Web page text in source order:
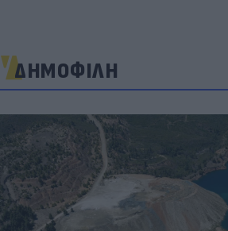
ΔΗΜΟΦΙΛΗ